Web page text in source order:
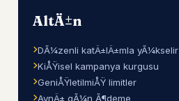
AltÄ±n
DÃ¼zenli katÄ±lÄ±mla yÃ¼kselir
KiÅŸisel kampanya kurgusu
GeniÅŸletilmiÅŸ limitler
AynÄ± gÃ¼n Ã¶deme